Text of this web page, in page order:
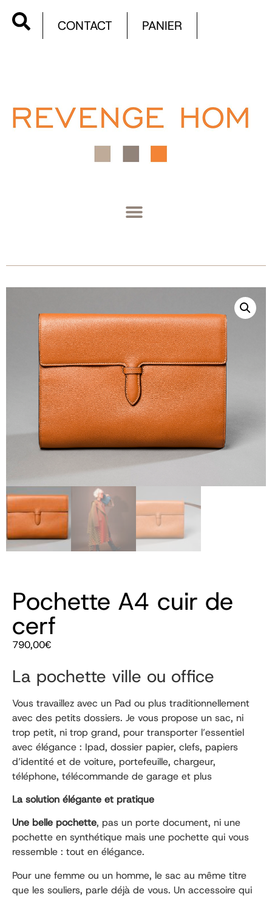
CONTACT PANIER
Pochette A4 cuir de
cerf
790,00€
La pochette ville ou office
Vous travaillez avec un Pad ou plus traditionnellement
avec des petits dossiers. Je vous propose un sac, ni
trop petit, ni trop grand, pour transporter l’essentiel
avec élégance : Ipad, dossier papier, clefs, papiers
d’identité et de voiture, portefeuille, chargeur,
téléphone, télécommande de garage et plus
La solution élégante et pratique
Une belle pochette, pas un porte document, ni une
pochette en synthétique mais une pochette qui vous
ressemble : tout en élégance.
Pour une femme ou un homme, le sac au même titre
que les souliers, parle déjà de vous. Un accessoire qui